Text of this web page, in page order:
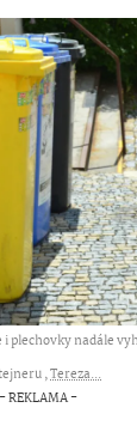
i plechovky nadále
,Tereza...